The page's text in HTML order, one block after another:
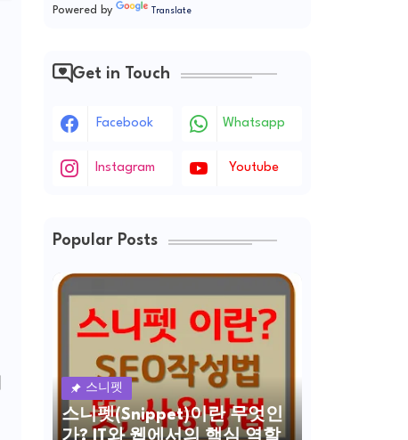
Powered by Translate
Get in Touch
Facebook Whatsapp
Instagram Youtube
Popular Posts
스니펫
스니펫(Snippet)이란 무엇인
가? IT와 웹에서의 핵심 역할